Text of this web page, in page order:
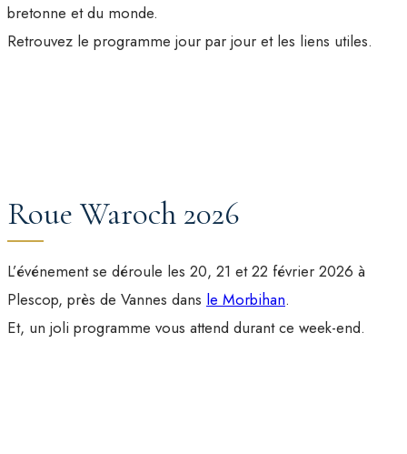
bretonne et du monde.
Retrouvez le programme jour par jour et les liens utiles.
Roue Waroch 2026
L’événement se déroule les 20, 21 et 22 février 2026 à
Plescop, près de Vannes dans le Morbihan.
Et, un joli programme vous attend durant ce week-end.